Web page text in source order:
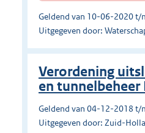
Geldend van 10-06-2020
Uitgegeven door:
Verordening
en tunnelbeheer
Geldend van 04-12-2018 t/
Uitgegeven door: Zuid-